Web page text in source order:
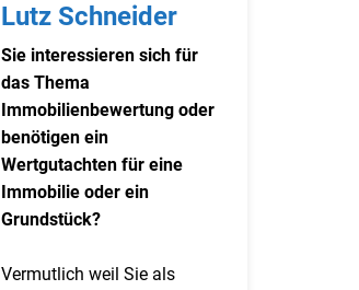
Lutz Schneider
Sie interessieren sich für
das Thema
Immobilienbewertung oder
benötigen ein
Wertgutachten für eine
Immobilie oder ein
Grundstück?
Vermutlich weil Sie als